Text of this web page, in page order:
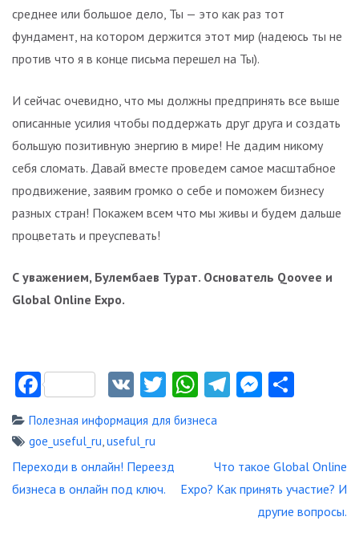
среднее или большое дело, Ты — это как раз тот
фундамент, на котором держится этот мир (надеюсь ты не
против что я в конце письма перешел на Ты).
И сейчас очевидно, что мы должны предпринять все выше
описанные усилия чтобы поддержать друг друга и создать
большую позитивную энергию в мире! Не дадим никому
себя сломать. Давай вместе проведем самое масштабное
продвижение, заявим громко о себе и поможем бизнесу
разных стран! Покажем всем что мы живы и будем дальше
процветать и преуспевать!
С уважением, Булембаев Турат. Основатель Qoovee и
Global Online Expo.
FacebookVK Twitter
WhatsApp
Telegram
Полезная информация для бизнеса
goe_useful_ru useful_ru
Навигация
по
Переходи в онлайн! Переезд
бизнеса в онлайн под ключ.
Что такое Global Online
Expo? Как принять участие? И
другие вопросы.